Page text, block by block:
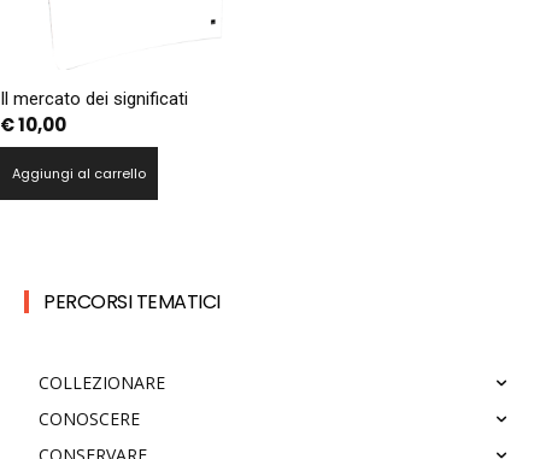
Il mercato dei significati
€10,00
Aggiungi al carrello
PERCORSI TEMATICI
COLLEZIONARE
CONOSCERE